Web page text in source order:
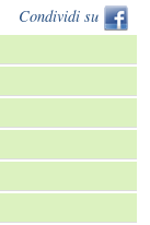
Condividi su